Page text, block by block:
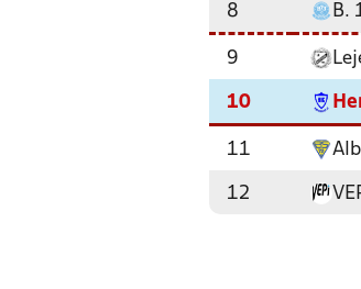
8 B.
9
10
11
12